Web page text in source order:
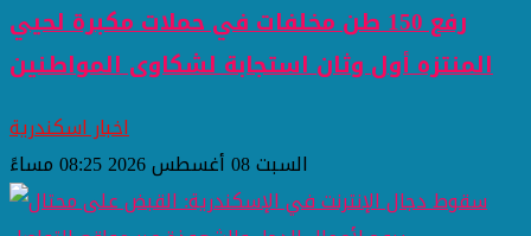
رفع 150 طن مخلفات في حملات مكبرة لحيي
المنتزه أول وثان استجابة لشكاوى المواطنين
اخبار اسكندرية
السبت 08 أغسطس 2026 08:25 مساءً